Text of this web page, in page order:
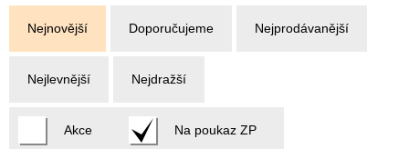
Nejnovější Doporučujeme Nejprodávanější
Nejlevnější Nejdražší
Akce Na poukaz ZP